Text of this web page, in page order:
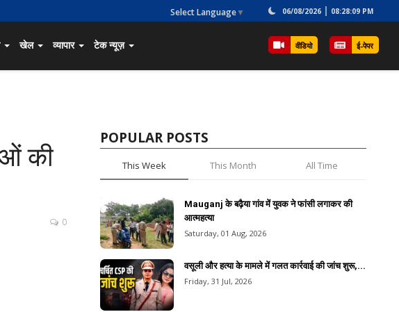
Select Language▼ 06/08/2026 08:28:09 PM
खेल व्यापार टेक न्यूज़ वीडियो ई-पेपर
की
0
POPULAR POSTS
This Week This Month All Time
Mauganj के बढ़ैया गांव में युवक ने फांसी लगाकर की
आत्महत्या
Saturday, 01 Aug, 2026
वसूली और हत्या के मामले में गलत कार्रवाई की जांच शुरू,...
Friday, 31 Jul, 2026